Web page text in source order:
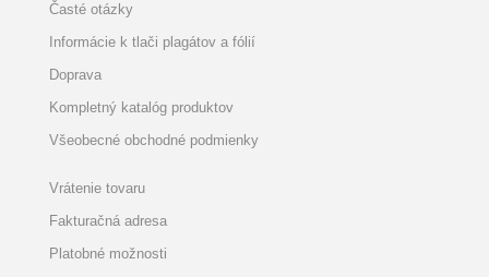
Časté otázky
Informácie k tlači plagátov a fólií
Doprava
Kompletný katalóg produktov
Všeobecné obchodné podmienky
Vrátenie tovaru
Fakturačná adresa
Platobné možnosti